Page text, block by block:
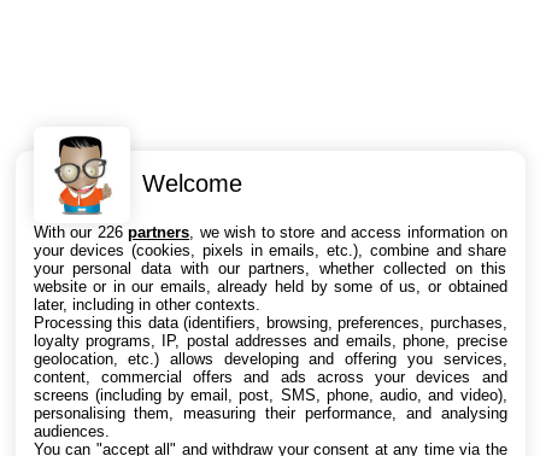
Intéressant ? Partagez !
Welcome
With our 226partners , we wish to store and access information on
your devices (cookies, pixels in emails, etc.), combine and share
your personal data with our partners, whether collected on this
website or in our emails, already held by some of us, or obtained
later, including in other contexts.
Processing this data (identifiers, browsing, preferences, purchases,
loyalty programs, IP, postal addresses and emails, phone, precise
geolocation, etc.) allows developing and offering you services,
content, commercial offers and ads across your devices and
screens (including by email, post, SMS, phone, audio, and video),
personalising them, measuring their performance, and analysing
audiences.
You can "accept all" and withdraw your consent at any time via the